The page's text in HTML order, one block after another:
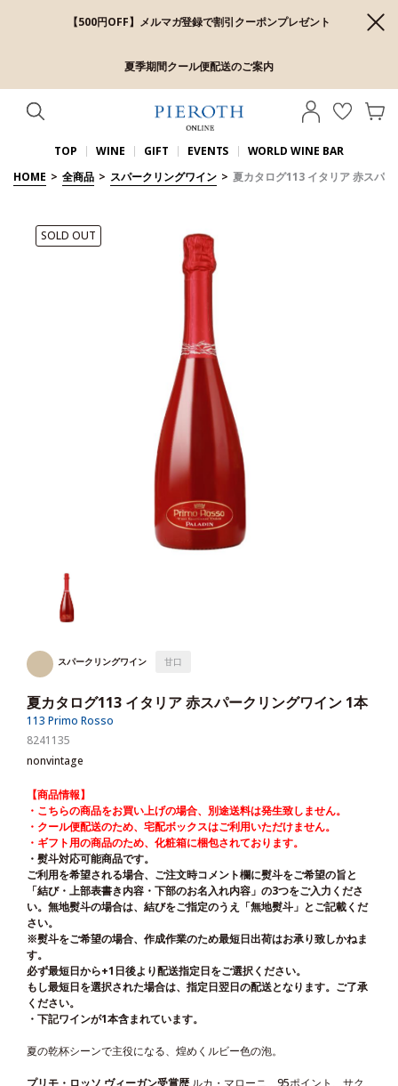
【500円OFF】メルマガ登録で割引クーポンプレゼント
夏季期間クール便配送のご案内
TOP WINE GIFT EVENTS
WORLD WINE BAR
HOME > 全商品 > スパークリングワイン > 夏カタログ113 イタリア 赤スパ
SOLD OUT
スパークリングワイン 甘口
夏カタログ113 イタリア 赤スパークリングワイン 1本
113 Primo Rosso
8241135
nonvintage
【商品情報】
・こちらの商品をお買い上げの場合、別途送料は発生致しません。
・クール便配送のため、宅配ボックスはご利用いただけません。
・ギフト用の商品のため、化粧箱に梱包されております。
・熨斗対応可能商品です。
ご利用を希望される場合、ご注文時コメント欄に熨斗をご希望の旨と
「結び・上部表書き内容・下部のお名入れ内容」の3つをご入力くださ
い。無地熨斗の場合は、結びをご指定のうえ「無地熨斗」とご記載くだ
さい。
※熨斗をご希望の場合、作成作業のため最短日出荷はお承り致しかねま
す。
必ず最短日から+1日後より配送指定日をご選択ください。
もし最短日を選択された場合は、指定日翌日の配送となります。ご了承
ください。
・下記ワインが1本含まれています。
夏の乾杯シーンで主役になる、煌めくルビー色の泡。
プリモ・ロッソ ヴィーガン受賞歴 ルカ・マローニ 95ポイント、サク